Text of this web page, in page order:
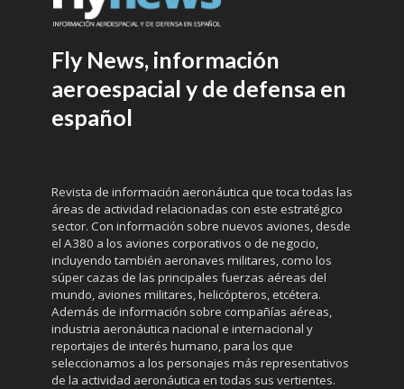
Fly News, información
aeroespacial y de defensa en
español
Revista de información aeronáutica que toca todas las
áreas de actividad relacionadas con este estratégico
sector. Con información sobre nuevos aviones, desde
el A380 a los aviones corporativos o de negocio,
incluyendo también aeronaves militares, como los
súper cazas de las principales fuerzas aéreas del
mundo, aviones militares, helicópteros, etcétera.
Además de información sobre compañías aéreas,
industria aeronáutica nacional e internacional y
reportajes de interés humano, para los que
seleccionamos a los personajes más representativos
de la actividad aeronáutica en todas sus vertientes.